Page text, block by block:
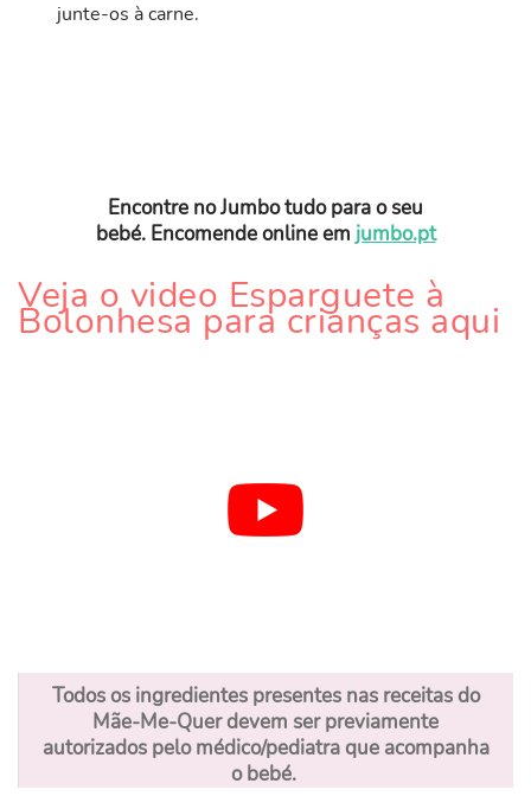
junte-os à carne.
Encontre no Jumbo tudo para o seu
bebé. Encomende online em jumbo.pt
Veja o video Esparguete à
Bolonhesa para crianças aqui
Todos os ingredientes presentes nas receitas do
Mãe-Me-Quer devem ser previamente
autorizados pelo médico/pediatra que acompanha
o bebé.